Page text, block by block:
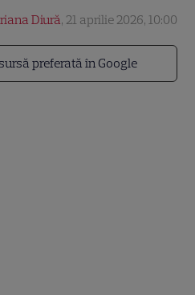
preferată în Google
Diură, 21 aprilie 2026, 10:00